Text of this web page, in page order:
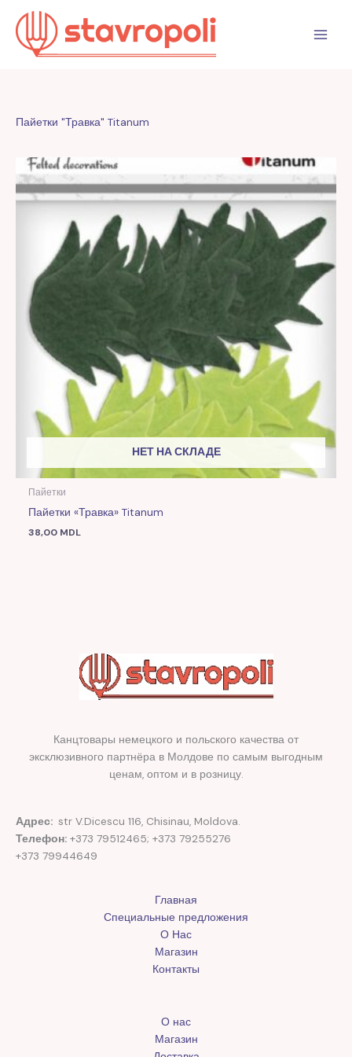
Перейти
содержимому
Пайетки "Травка" Titanum
НЕТ НА СКЛАДЕ
Пайетки
Пайетки «Травка» Titanum
38,00 MDL
Канцтовары немецкого и польского качества от
эксклюзивного партнёра в Молдове по самым выгодным
ценам, оптом и в розницу.
Адрес: str V.Dicescu 116, Chisinau, Moldova.
Телефон: +373 79512465; +373 79255276
+373 79944649
Главная
Специальные предложения
О Нас
Магазин
Контакты
О нас
Магазин